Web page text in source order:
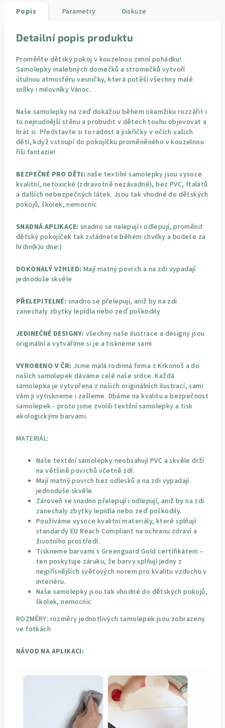
Popis Parametry Diskuze
Detailní popis produktu
Proměňte dětský pokoj v kouzelnou zimní pohádku!
Samolepky malebných domečků a stromečků vytvoří
útulnou atmosféru vesničky, která potěší všechny malé
snílky i milovníky Vánoc.
Naše samolepky na zeď dokážou během okamžiku rozzářit i
tu nejnudnější stěnu a probudit v dětech touhu objevovat a
hrát si. Představte si tu radost a jiskřičky v očích vašich
dětí, když vstoupí do pokojíčku proměněného v kouzelnou
říši fantazie!
BEZPEČNÉ PRO DĚTI: naše textilní samolepky jsou vysoce
kvalitní, netoxické (zdravotně nezávadné), bez PVC, ftalátů
a dalších nebezpečných látek. Jsou tak vhodné do dětských
pokojů, školek, nemocnic
SNADNÁ APLIKACE: snadno se nalepují i odlepují, proměnit
dětský pokojíček tak zvládnete během chvilky a budete za
hrdin(k)u dne:)
DOKONALÝ VZHLED: Mají matný povrch a na zdi vypadají
jednoduše skvěle
PŘELEPITELNÉ: snadno se přelepují, aniž by na zdi
zanechaly zbytky lepidla nebo zeď poškodily
JEDINEČNÉ DESIGNY: všechny naše ilustrace a designy jsou
originální a vytváříme si je a tiskneme sami
VYROBENO V ČR: Jsme malá rodinná firma z Krkonoš a do
našich samolepek dáváme celé naše srdce. Každá
samolepka je vytvořena z našich originálních ilustrací, sami
vám ji vytiskneme i zašleme. Dbáme na kvalitu a bezpečnost
samolepek - proto jsme zvolili textilní samolepky a tisk
ekologickými barvami.
MATERIÁL:
Naše textilní samolepky neobsahují PVC a skvěle drží
na většině povrchů včetně zdí.
Mají matný povrch bez odlesků a na zdi vypadají
jednoduše skvěle.
Zároveň se snadno přelepují i odlepují, aniž by na zdi
zanechaly zbytky lepidla nebo zeď poškodily.
Používáme vysoce kvalitní materiály, které splňují
standardy EU Reach Compliant na ochranu zdraví a
životního prostředí.
Tiskneme barvami s Greenguard Gold certifikátem –
ten poskytuje záruku, že barvy splňují jedny z
nejpřísnějších světových norem pro kvalitu vzduchu v
interiéru.
Naše samolepky jsou tak vhodné do dětských pokojů,
školek, nemocnic
ROZMĚRY: rozměry jednotlivých samolepek jsou zobrazeny
ve fotkách
NÁVOD NA APLIKACI: